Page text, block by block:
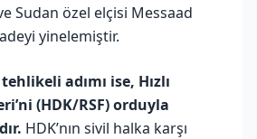
Sudan özel elçisi Messaad
yinelemiştir.
adımı ise, Hızlı
(HDK/RSF) orduyla
HDK’nın sivil halka karşı